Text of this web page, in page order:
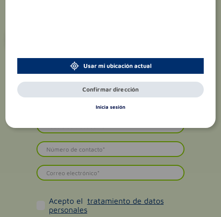
Acepto el tratamiento de datos
personales
Usar mi ubicación actual
Confirmar dirección
Inicia sesión